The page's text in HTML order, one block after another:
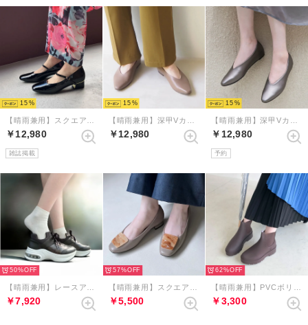
15
￥12,980
雑誌掲載
15
￥12,980
15
￥12,980
予約
50%
￥7,920
57%
￥5,500
62%
￥3,300